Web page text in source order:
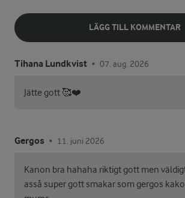
LÄGG TILL KOMMENTAR
Tihana Lundkvist • 07. aug. 2026
Jätte gott 🥰❤️
Gergos • 11. juni 2026
Kanon bra hahaha riktigt gott men
asså super gott smakar som gergos